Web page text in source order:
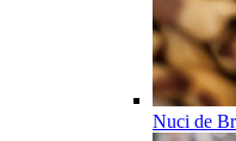
Nuci de